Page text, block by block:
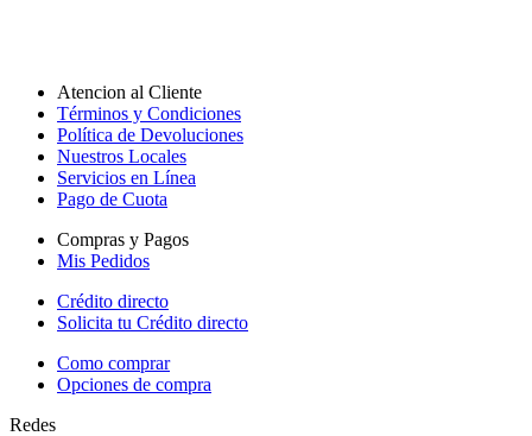
Atencion al Cliente
Términos y Condiciones
Política de Devoluciones
Nuestros Locales
Servicios en Línea
Pago de Cuota
Compras y Pagos
Mis Pedidos
Crédito directo
Solicita tu Crédito directo
Como comprar
Opciones de compra
Redes